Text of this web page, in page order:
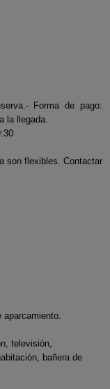
Forma de pago:
la llegada.
son flexibles. Contactar
aparcamiento.
televisión,
bañera de